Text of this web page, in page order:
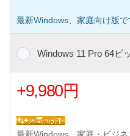
最新Windows、家庭向け版で
Windows 11 Pro 64ビ
+9,980円